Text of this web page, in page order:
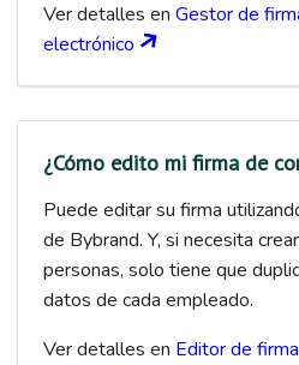
Ver detalles en Gestor de
electrónico
¿Cómo edito mi firma de
Puede editar su firma
de Bybrand. Y, si necesita
personas, solo tiene que
datos de cada empleado.
Ver detalles en Editor de